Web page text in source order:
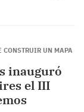
UN MAPA
inauguró
el III